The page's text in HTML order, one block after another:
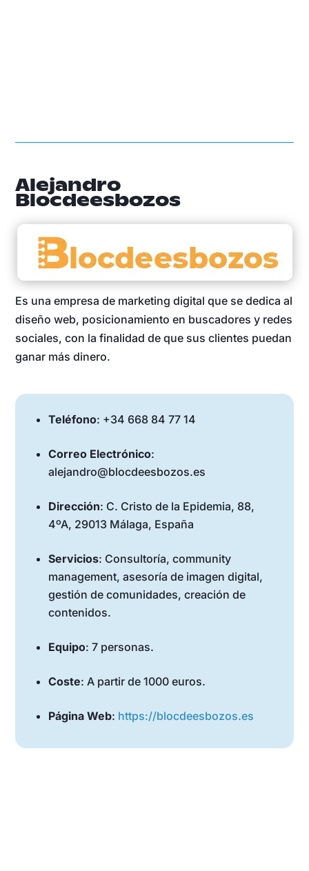
Alejandro
Blocdeesbozos
Es una empresa de marketing digital que se dedica al
diseño web, posicionamiento en buscadores y redes
sociales, con la finalidad de que sus clientes puedan
ganar más dinero.
Teléfono: +34 668 84 77 14
Correo Electrónico:
alejandro@blocdeesbozos.es
Dirección: C. Cristo de la Epidemia, 88,
4ºA, 29013 Málaga, España
Servicios: Consultoría, community
management, asesoría de imagen digital,
gestión de comunidades, creación de
contenidos.
Equipo: 7 personas.
Coste: A partir de 1000 euros.
Página Web: https://blocdeesbozos.es